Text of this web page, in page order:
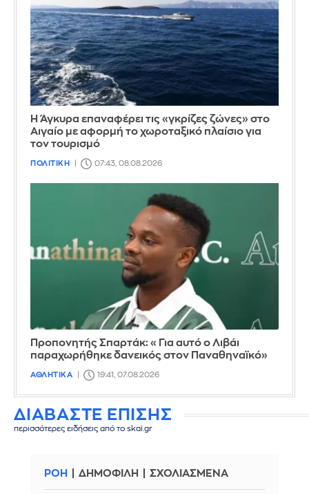
Η Άγκυρα επαναφέρει τις «γκρίζες ζώνες» στο
Αιγαίο με αφορμή το χωροταξικό πλαίσιο για
τον τουρισμό
ΠΟΛΙΤΙΚΗ 07:43, 08.08.2026
Προπονητής Σπαρτάκ: «Για αυτό ο Λιβάι
παραχωρήθηκε δανεικός στον Παναθηναϊκό»
ΑΘΛΗΤΙΚΑ 19:41, 07.08.2026
ΔΙΑΒΑΣΤΕ ΕΠΙΣΗΣ
περισσότερες ειδήσεις από το skai.gr
ΡΟΗ ΔΗΜΟΦΙΛΗ ΣΧΟΛΙΑΣΜΕΝΑ